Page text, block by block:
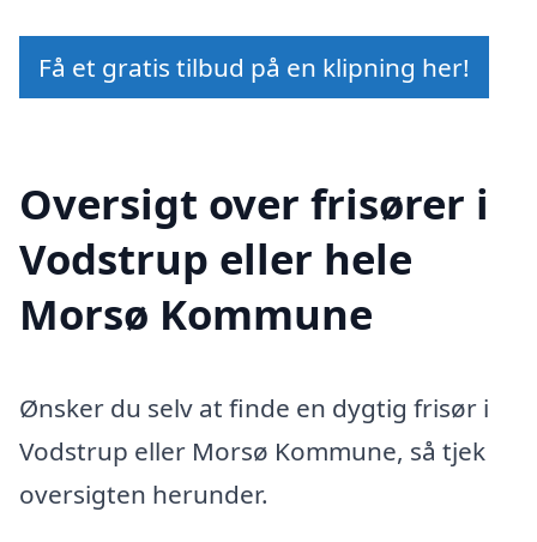
Få et gratis tilbud på en klipning her!
Oversigt over frisører i
Vodstrup eller hele
Morsø Kommune
Ønsker du selv at finde en dygtig frisør i
Vodstrup eller Morsø Kommune, så tjek
oversigten herunder.